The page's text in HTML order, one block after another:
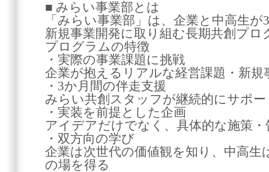
■ みらい事業部とは
「みらい事業部」は、企業と中高生
新規事業開発に取り組む長期共創プロ
プログラムの特徴
・実際の事業課題に挑戦
企業が抱えるリアルな経営課題・新
・3か月間の伴走支援
みらい共創スタッフが継続的にサポー
・実装を前提とした企画
アイデアだけでなく、具体的な施策
・双方向の学び
企業は次世代の価値観を知り、中高生
の場を得る